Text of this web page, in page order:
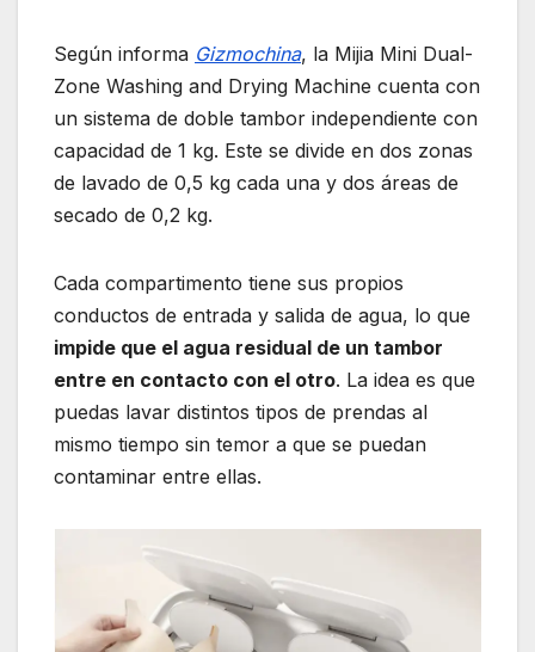
Según informa Gizmochina, la Mijia Mini Dual-
Zone Washing and Drying Machine cuenta con
un sistema de doble tambor independiente con
capacidad de 1 kg. Este se divide en dos zonas
de lavado de 0,5 kg cada una y dos áreas de
secado de 0,2 kg.
Cada compartimento tiene sus propios
conductos de entrada y salida de agua, lo que
impide que el agua residual de un tambor
entre en contacto con el otro. La idea es que
puedas lavar distintos tipos de prendas al
mismo tiempo sin temor a que se puedan
contaminar entre ellas.